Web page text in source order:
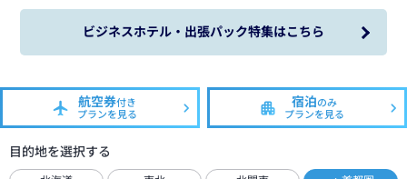
ビジネスホテル・出張パック特集はこちら
航空券付き
プランを見る
宿泊のみ
プランを見る
目的地を選択する